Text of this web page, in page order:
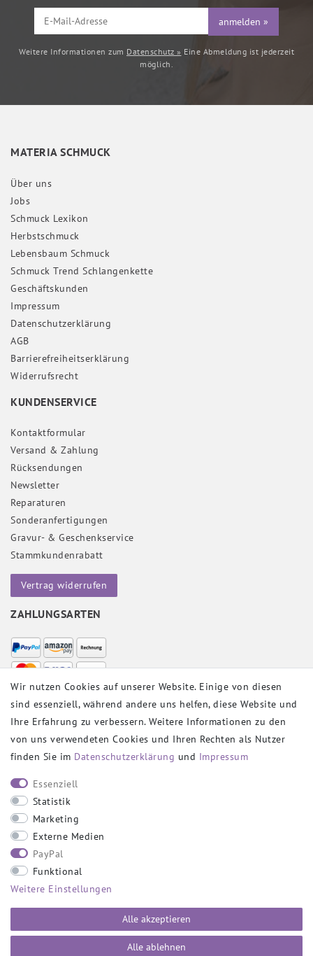
anmelden »
Weitere Informationen zum Datenschutz » Eine Abmeldung ist jederzeit
möglich.
MATERIA SCHMUCK
Über uns
Jobs
Schmuck Lexikon
Herbstschmuck
Lebensbaum Schmuck
Schmuck Trend Schlangenkette
Geschäftskunden
Impressum
Daten­schutz­erklärung
AGB
Barrierefreiheitserklärung
Widerrufs­recht
KUNDENSERVICE
Kontaktformular
Versand & Zahlung
Rücksendungen
Newsletter
Reparaturen
Sonderanfertigungen
Gravur- & Geschenkservice
Stammkundenrabatt
Vertrag widerrufen
ZAHLUNGSARTEN
VERSANDPARTNER
SOCIAL
SICHER EINKAUFEN
Wir nutzen Cookies auf unserer Website. Einige von diesen
sind essenziell, während andere uns helfen, diese Website und
Ihre Erfahrung zu verbessern. Weitere Informationen zu den
von uns verwendeten Cookies und Ihren Rechten als Nutzer
finden Sie im Daten­schutz­erklärung und Impressum
Essenziell
Statistik
Marketing
Externe Medien
PayPal
Funktional
Weitere Einstellungen
Alle akzeptieren
Alle ablehnen